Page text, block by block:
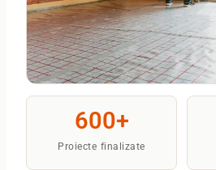
600+
Proiecte finalizate